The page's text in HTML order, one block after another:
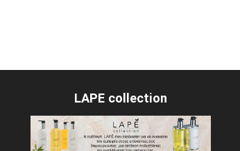
LAPE collection